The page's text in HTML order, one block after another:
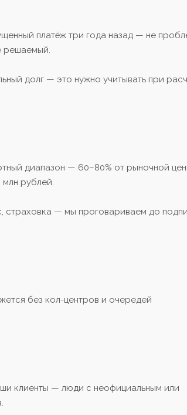
платёж три года назад — не
решаемый.
долг — это нужно учитывать при
диапазон — 60–80% от рыночной
млн рублей.
— мы проговариваем до
без кол-центров и очередей
клиенты — люди с неофициальным или